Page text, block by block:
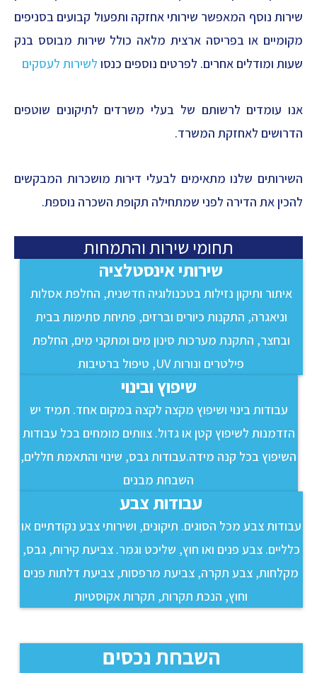
שירות נוסף המאפשר שירותי אחזקה ותפעול קבועים בסניפים
מקומיים או בפריסה ארצית מלאה כולל שירות מבוסס בנק
שעות ומודלים אחרים. לפרטים נוספים כנסו לשירות לעסקים
אנו עומדים לרשותם של בעלי משרדים לתיקונים שוטפים
הדרושים לאחזקת המשרד.
השירותים שלנו מתאימים לבעלי דירות מושכרות המבקשים
להכין את הדירה לפני שמתחילה תקופת השכרה נוספת.
תחומי שירות והתמחות
שירותי אינסטלציה
איתור ותיקון נזילות בטכנולוגיה חדשנית, החלפת אסלות
וניאגרה, התקנות כיורים וברזים, פתיחת סתימות בבית
ובחצר, התקנת מערכות סינון מים ומתקני מים, החלפת
פילטרים ונורות UV, טיפול ברטיבות
שיפוץ ובינוי
עבודות בינוי ושיפוץ מקצה לקצה במקום אחד. תמיד יש
הזדמנות לשיפוץ קטן או גדול. צוותים מומחים בכל עבודות
השיפוץ בכל קנה מידה.עבודות גבס, שינוי והתאמת חללים,
השבחת מבנים
עבודות צבע
עבודות צבע מכל הסוגים. תיקונים, ושירותי צבע נקודתיים או
כלליים. צבע פנים ואו חוץ, שליכט וגמר. צביעת קירות, גבס,
מקלחות, צבע תקרה, צביעת מרפסות, צביעת דלתות פנים
וחוץ, הנכת תקרות, תקרות אקוסטיות
השבחת נכסים